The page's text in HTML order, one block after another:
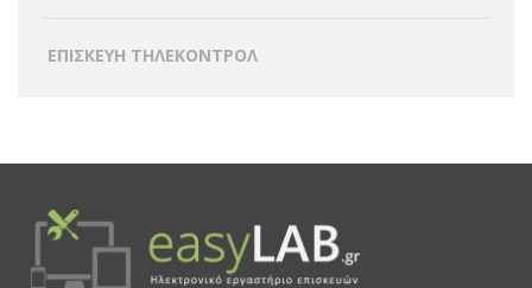
ΕΠΙΣΚΕΥΗ ΤΗΛΕΚΟΝΤΡΟΛ